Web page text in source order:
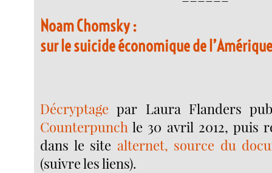
Noam Chomsky :
sur le suicide économique de
Décryptage par Laura Flanders
Counterpunch le 30 avril 2012, puis
dans le site alternet, source du
(suivre les liens).